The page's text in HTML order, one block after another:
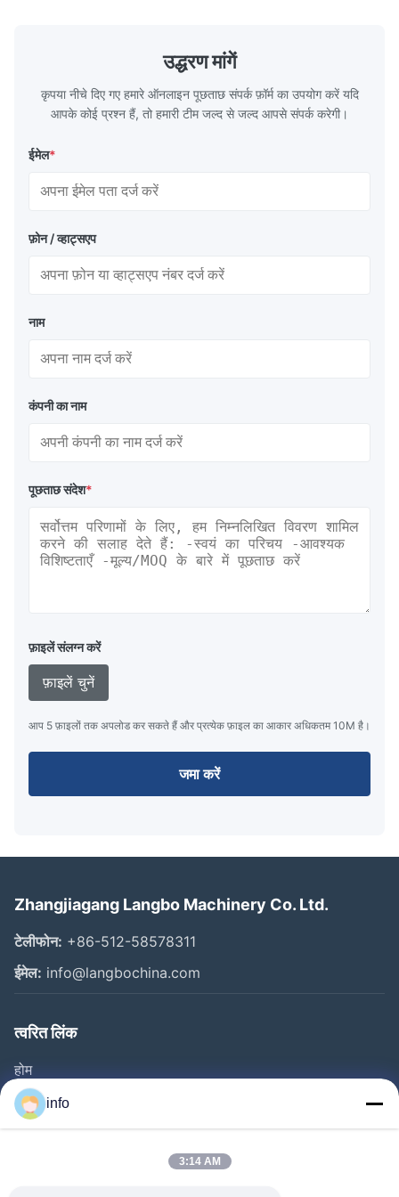
Jun 11.2025
Durable and reliable pelletizer. We run it daily without any
उद्धरण मांगें
कृपया नीचे दिए गए हमारे ऑनलाइन पूछताछ संपर्क फ़ॉर्म का उपयोग करें यदि
आपके कोई प्रश्न हैं, तो हमारी टीम जल्द से जल्द आपसे संपर्क करेगी।
ईमेल*
फ़ोन / व्हाट्सएप
नाम
कंपनी का नाम
पूछताछ संदेश*
फ़ाइलें संलग्न करें
फ़ाइलें चुनें
आप 5 फ़ाइलों तक अपलोड कर सकते हैं और प्रत्येक फ़ाइल का आकार अधिकतम 10M है।
जमा करें
Zhangjiagang Langbo Machinery Co. Ltd.
टेलीफोन: +86-512-58578311
ईमेल: info@langbochina.com
त्वरित लिंक
होम
उत्पाद
वीडियो
info
3:14 AM